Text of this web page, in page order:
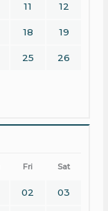
11 12
18 19
25 26
Fri Sat
02 03